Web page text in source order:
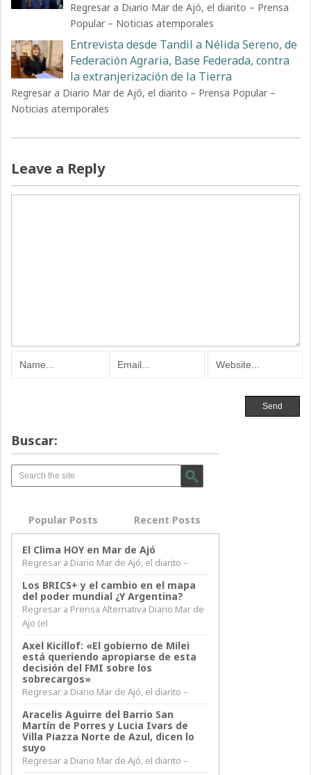
Regresar a Diario Mar de Ajó, el diarito – Prensa
Popular – Noticias atemporales
Entrevista desde Tandil a Nélida Sereno, de
Federación Agraria, Base Federada, contra
la extranjerización de la Tierra
Regresar a Diario Mar de Ajó, el diarito – Prensa Popular –
Noticias atemporales
Leave a Reply
Buscar:
Popular Posts Recent Posts
El Clima HOY en Mar de Ajó
Regresar a Diario Mar de Ajó, el diarito –
Los BRICS+ y el cambio en el mapa
del poder mundial ¿Y Argentina?
Regresar a Prensa Alternativa Diario Mar de
Ajo (el
Axel Kicillof: «El gobierno de Milei
está queriendo apropiarse de esta
decisión del FMI sobre los
sobrecargos»
Regresar a Diario Mar de Ajó, el diarito –
Aracelis Aguirre del Barrio San
Martín de Porres y Lucia Ivars de
Villa Piazza Norte de Azul, dicen lo
suyo
Regresar a Diario Mar de Ajó, el diarito –